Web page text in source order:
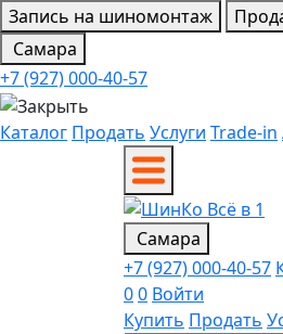
Запись на шиномонтаж
Самара
+7 (927) 000-40-57
Каталог Продать Услуги Trade-in
Самара
+7 (927) 000-40-57
00 Войти
Купить Продать